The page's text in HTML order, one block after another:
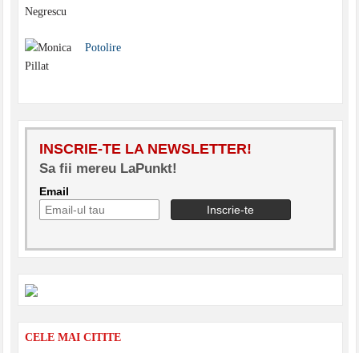
Potolire
INSCRIE-TE LA NEWSLETTER!
Sa fii mereu LaPunkt!
Email
CELE MAI CITITE